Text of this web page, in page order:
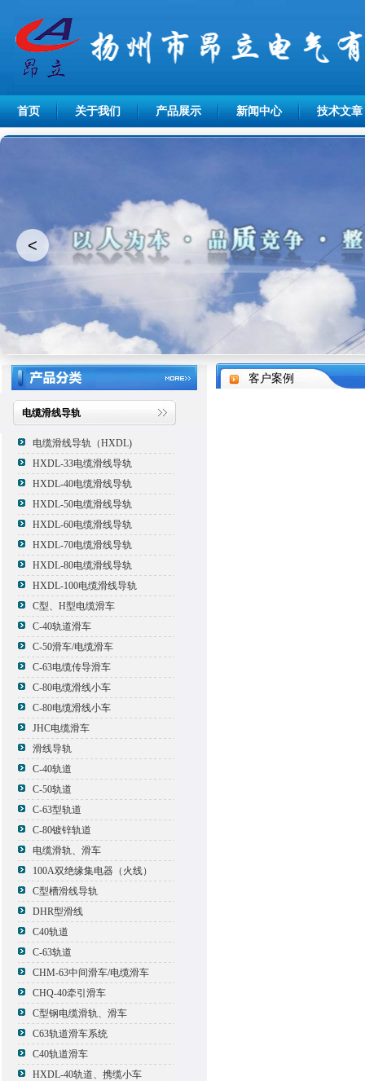
首页 关于我们 产品展示 新闻中心 技术文章
<
电缆滑线导轨
电缆滑线导轨（HXDL)
HXDL-33电缆滑线导轨
HXDL-40电缆滑线导轨
HXDL-50电缆滑线导轨
HXDL-60电缆滑线导轨
HXDL-70电缆滑线导轨
HXDL-80电缆滑线导轨
HXDL-100电缆滑线导轨
C型、H型电缆滑车
C-40轨道滑车
C-50滑车/电缆滑车
C-63电缆传导滑车
C-80电缆滑线小车
C-80电缆滑线小车
JHC电缆滑车
滑线导轨
C-40轨道
C-50轨道
C-63型轨道
C-80镀锌轨道
电缆滑轨、滑车
100A双绝缘集电器（火线）
C型槽滑线导轨
DHR型滑线
C40轨道
C-63轨道
CHM-63中间滑车/电缆滑车
CHQ-40牵引滑车
C型钢电缆滑轨、滑车
C63轨道滑车系统
C40轨道滑车
HXDL-40轨道、携缆小车
客户案例